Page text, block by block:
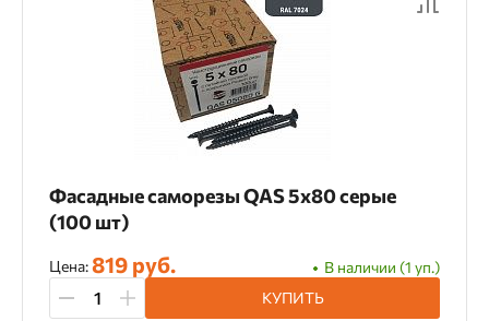
Фасадные саморезы QAS 5х80 серые
(100 шт)
Цена:819 руб.
В наличии (1 уп.)
КУПИТЬ